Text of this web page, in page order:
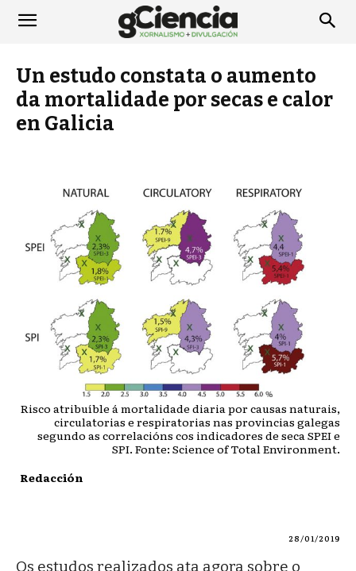
Un estudo constata o aumento
da mortalidade por secas e calor
en Galicia
Risco atribuíble á mortalidade diaria por causas naturais,
circulatorias e respiratorias nas provincias galegas
segundo as correlacións cos indicadores de seca SPEI e
SPI. Fonte: Science of Total Environment.
Redacción
28/01/2019
Os estudos realizados ata agora sobre o